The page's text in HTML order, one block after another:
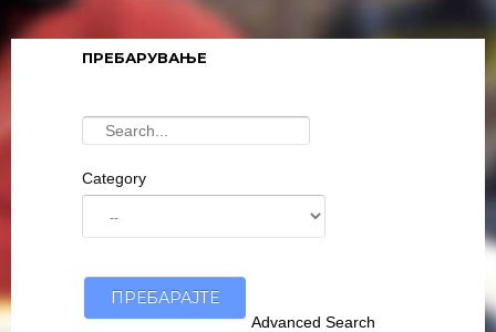
ПРЕБАРУВАЊЕ
Category
Advanced Search